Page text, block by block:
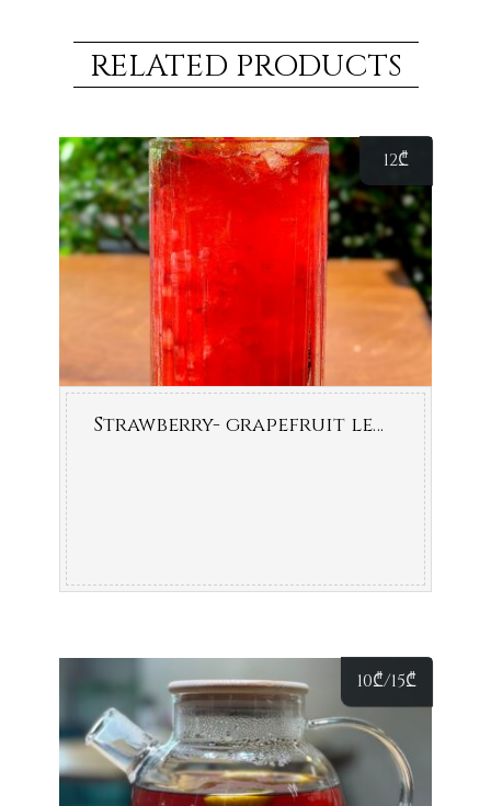
RELATED PRODUCTS
12₾
Strawberry- grapefruit lemonade
10₾/15₾